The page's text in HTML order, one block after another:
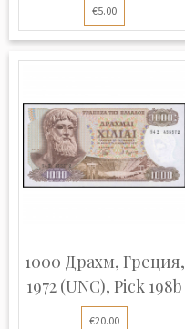
€5.00
1000 Драхм, Греция,
1972 (UNC), Pick 198b
€20.00